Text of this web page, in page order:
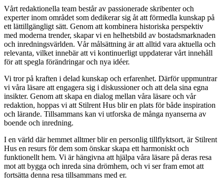
Vårt redaktionella team består av passionerade skribenter och
experter inom området som dedikerar sig åt att förmedla kunskap på
ett lättillgängligt sätt. Genom att kombinera historiska perspektiv
med moderna trender, skapar vi en helhetsbild av bostadsmarknaden
och inredningsvärlden. Vår målsättning är att alltid vara aktuella och
relevanta, vilket innebär att vi kontinuerligt uppdaterar vårt innehåll
för att spegla förändringar och nya idéer.
Vi tror på kraften i delad kunskap och erfarenhet. Därför uppmuntrar
vi våra läsare att engagera sig i diskussioner och att dela sina egna
insikter. Genom att skapa en dialog mellan våra läsare och vår
redaktion, hoppas vi att Stilrent Hus blir en plats för både inspiration
och lärande. Tillsammans kan vi utforska de många nyanserna av
boende och inredning.
I en värld där hemmet alltmer blir en personlig tillflyktsort, är Stilrent
Hus en resurs för dem som önskar skapa ett harmoniskt och
funktionellt hem. Vi är hängivna att hjälpa våra läsare på deras resa
mot att bygga och inreda sina drömhem, och vi ser fram emot att
fortsätta denna resa tillsammans med er.